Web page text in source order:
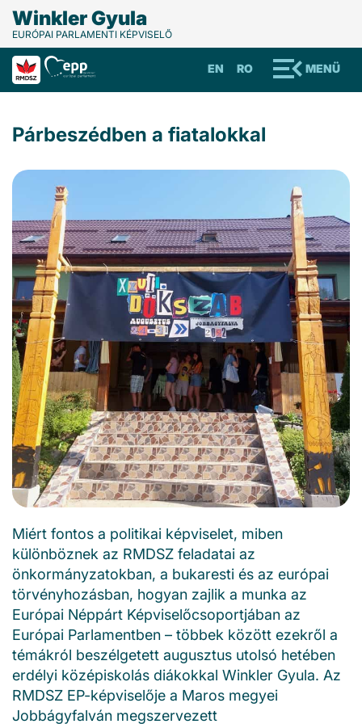
Winkler Gyula
EURÓPAI PARLAMENTI KÉPVISELŐ
MENÜ
RO
EN
Párbeszédben a fiatalokkal
Miért fontos a politikai képviselet, miben
különböznek az RMDSZ feladatai az
önkormányzatokban, a bukaresti és az európai
törvényhozásban, hogyan zajlik a munka az
Európai Néppárt Képviselőcsoportjában az
Európai Parlamentben – többek között ezekről a
témákról beszélgetett augusztus utolsó hetében
erdélyi középiskolás diákokkal Winkler Gyula. Az
RMDSZ EP-képviselője a Maros megyei
Jobbágyfalván megszervezett